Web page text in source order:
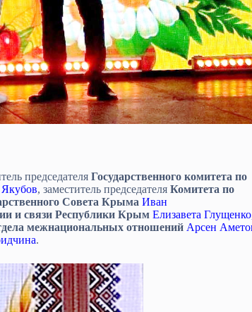
председателя Государственного комитета по
, заместитель председателя Комитета по
Совета Крыма Иван
и связи Республики Крым Елизавета
межнациональных отношений Арсен
.